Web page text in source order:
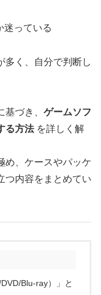
迷っている
多く、自分で判断し
づき、 ゲームソフ
る方法を詳しく解
め、ケースやパッケ
つ内容をまとめてい
Blu-ray）」と